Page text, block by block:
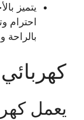
يتميز
احترام
بالراحة
يعمل